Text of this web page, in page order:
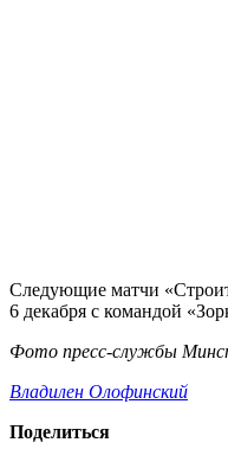
Следующие матчи
6 декабря с командой
Фото пресс-службы
Владилен Олофинский
Поделиться